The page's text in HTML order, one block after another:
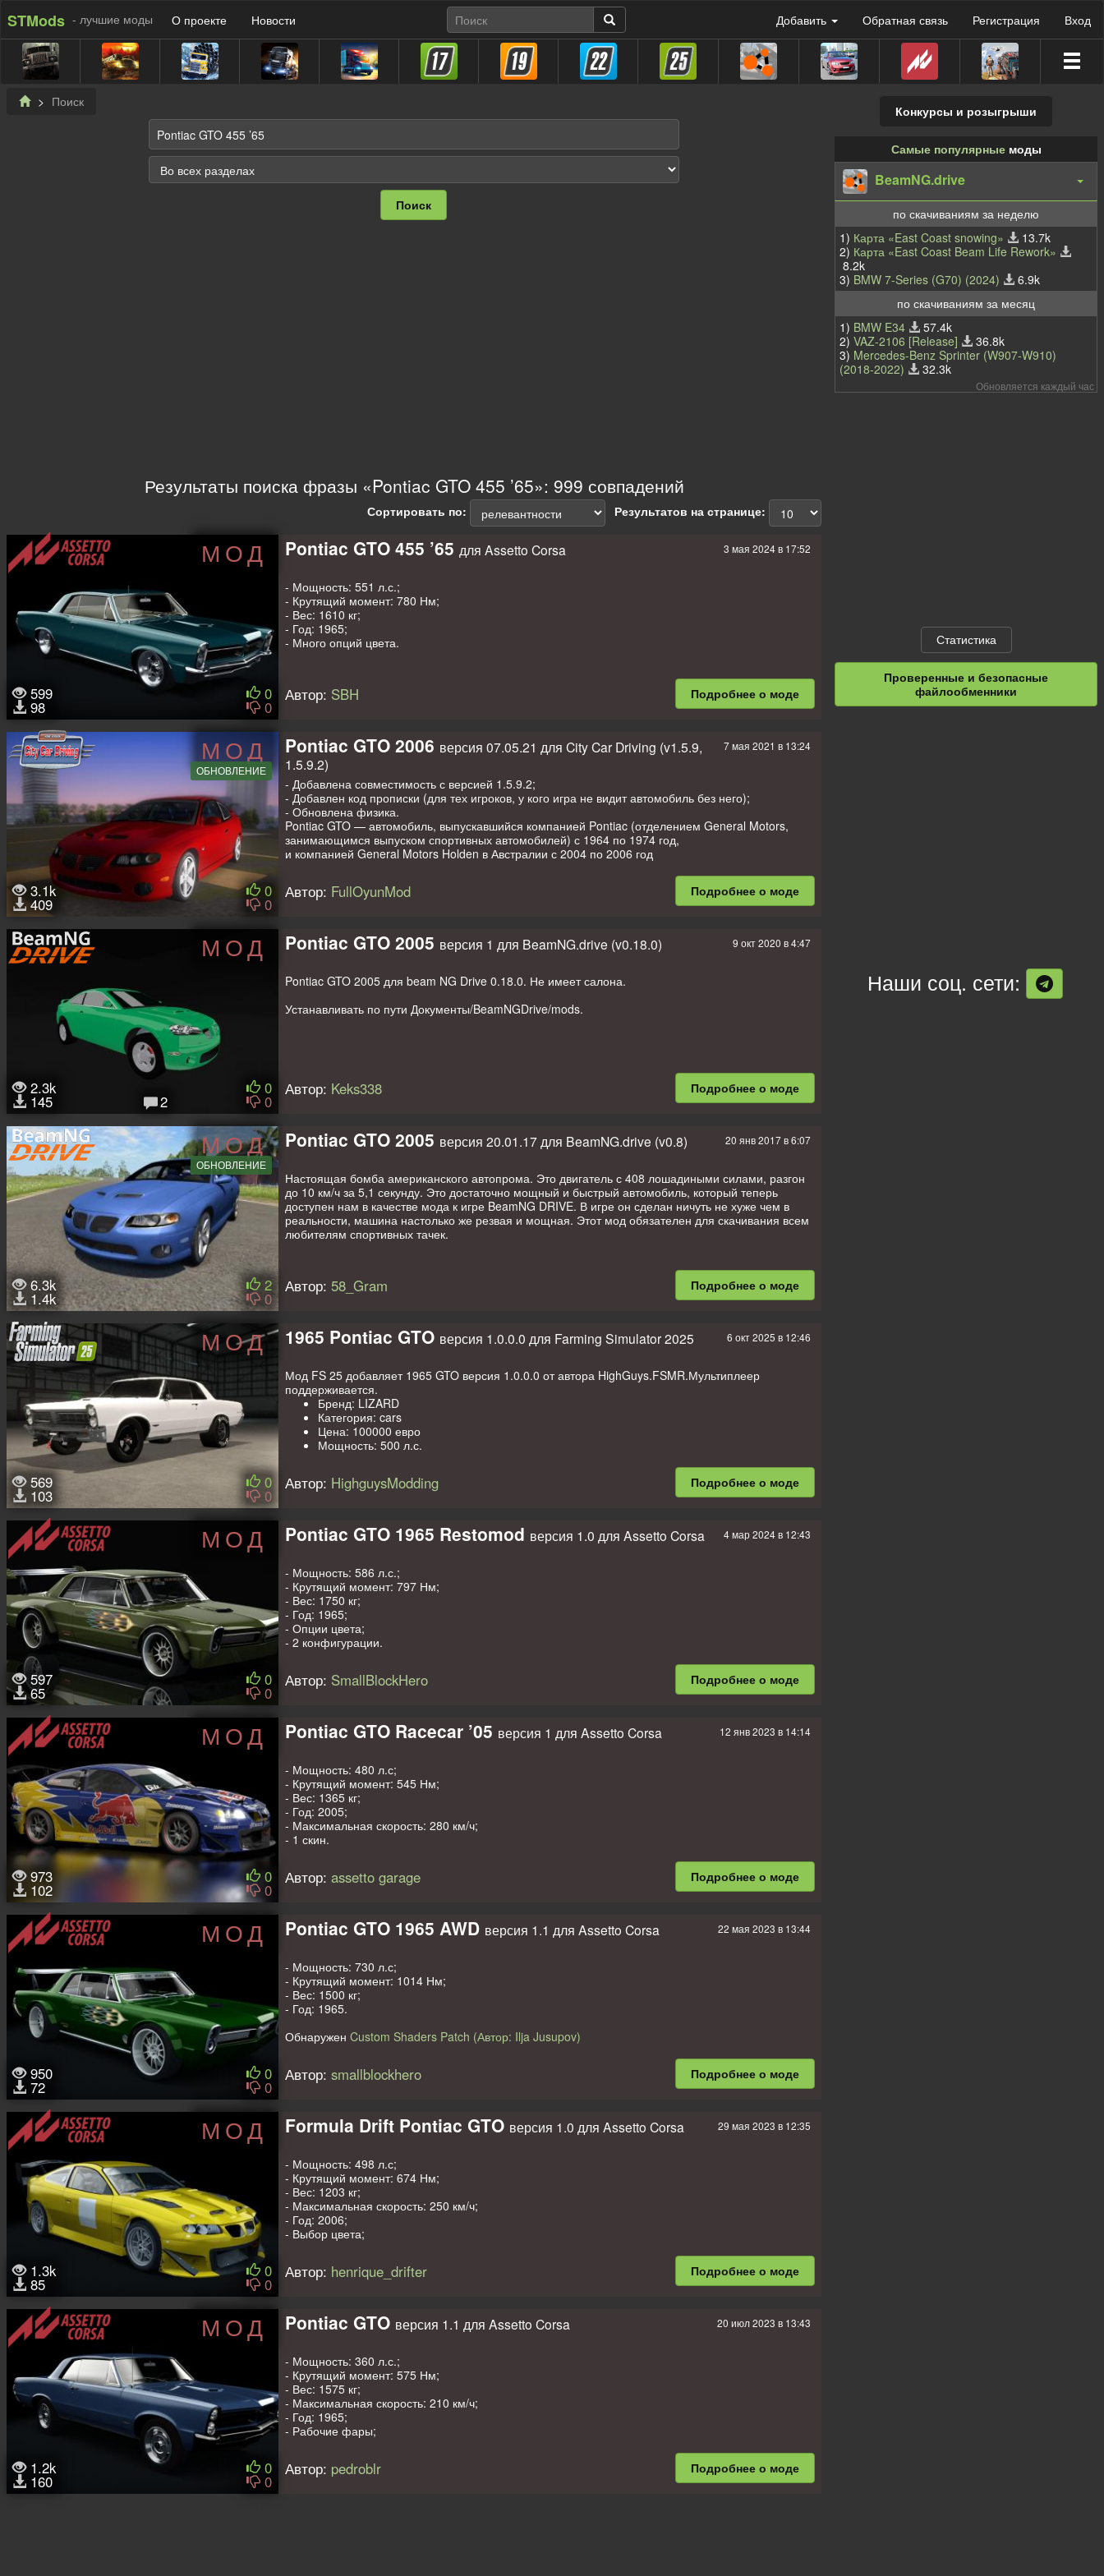
STMods - лучшие моды О проекте Новости Добавить Обратная связь Регистрация Вход
Поиск
Поиск
Результаты поиска фразы «Pontiac GTO 455 ’65»: 999 совпадений
Результатов на странице:
Сортировать по:
МОД
599
98
0
0
3 мая 2024 в 17:52
Pontiac GTO 455 ’65 для Assetto Corsa
- Мощность: 551 л.с.;
- Крутящий момент: 780 Нм;
- Вес: 1610 кг;
- Год: 1965;
- Много опций цвета.
Подробнее о моде
Автор: SBH
МОД
ОБНОВЛЕНИЕ
3.1k
409
0
0
7 мая 2021 в 13:24
Pontiac GTO 2006 версия 07.05.21 для City Car Driving (v1.5.9,
1.5.9.2)
- Добавлена совместимость с версией 1.5.9.2;
- Добавлен код прописки (для тех игроков, у кого игра не видит автомобиль без него);
- Обновлена физика.
Pontiac GTO — автомобиль, выпускавшийся компанией Pontiac (отделением General Motors,
занимающимся выпуском спортивных автомобилей) с 1964 по 1974 год,
и компанией General Motors Holden в Австралии с 2004 по 2006 год
Pontiac GTO 2006
Максимальная мощность: 400 л. с. / 5200 об / мин
Максимальный крутящий момент: 542 Нм / 4000 об / мин
Максимальная скорость: 281 км / ч / 175 миль / ч
Установка: Ручная
Пассажирские перевозки доступны
Автор обновления: Statte
Подробнее о моде
Автор: FullOyunMod
МОД
2.3k
145 2
0
0
9 окт 2020 в 4:47
Pontiac GTO 2005 версия 1 для BeamNG.drive (v0.18.0)
Pontiac GTO 2005 для beam NG Drive 0.18.0. Не имеет салона.
Устанавливать по пути Документы/BeamNGDrive/mods.
Подробнее о моде
Автор: Keks338
МОД
ОБНОВЛЕНИЕ
6.3k
1.4k
2
0
20 янв 2017 в 6:07
Pontiac GTO 2005 версия 20.01.17 для BeamNG.drive (v0.8)
Настоящая бомба американского автопрома. Это двигатель с 408 лошадиными силами, разгон
до 10 км/ч за 5,1 секунду. Это достаточно мощный и быстрый автомобиль, который теперь
доступен нам в качестве мода к игре BeamNG DRIVE. В игре он сделан ничуть не хуже чем в
реальности, машина настолько же резвая и мощная. Этот мод обязателен для скачивания всем
любителям спортивных тачек.
Подробнее о моде
Автор: 58_Gram
МОД
569
103
0
0
6 окт 2025 в 12:46
1965 Pontiac GTO версия 1.0.0.0 для Farming Simulator 2025
Мод FS 25 добавляет 1965 GTO версия 1.0.0.0 от автора HighGuys.FSMR.Мультиплеер
поддерживается.
Бренд: LIZARD
Категория: cars
Цена: 100000 евро
Мощность: 500 л.с.
Подробнее о моде
Автор: HighguysModding
МОД
597
65
0
0
4 мар 2024 в 12:43
Pontiac GTO 1965 Restomod версия 1.0 для Assetto Corsa
- Мощность: 586 л.с.;
- Крутящий момент: 797 Нм;
- Вес: 1750 кг;
- Год: 1965;
- Опции цвета;
- 2 конфигурации.
Подробнее о моде
Автор: SmallBlockHero
МОД
973
102
0
0
12 янв 2023 в 14:14
Pontiac GTO Racecar ’05 версия 1 для Assetto Corsa
- Мощность: 480 л.с;
- Крутящий момент: 545 Нм;
- Вес: 1365 кг;
- Год: 2005;
- Максимальная скорость: 280 км/ч;
- 1 скин.
Подробнее о моде
Автор: assetto garage
МОД
950
72
0
0
22 мая 2023 в 13:44
Pontiac GTO 1965 AWD версия 1.1 для Assetto Corsa
- Мощность: 730 л.с;
- Крутящий момент: 1014 Нм;
- Вес: 1500 кг;
- Год: 1965.
Обнаружен Custom Shaders Patch (Автор: Ilja Jusupov)
Подробнее о моде
Автор: smallblockhero
МОД
1.3k
85
0
0
29 мая 2023 в 12:35
Formula Drift Pontiac GTO версия 1.0 для Assetto Corsa
- Мощность: 498 л.с;
- Крутящий момент: 674 Нм;
- Вес: 1203 кг;
- Максимальная скорость: 250 км/ч;
- Год: 2006;
- Выбор цвета;
Подробнее о моде
Автор: henrique_drifter
МОД
1.2k
160
0
0
20 июл 2023 в 13:43
Pontiac GTO версия 1.1 для Assetto Corsa
- Мощность: 360 л.с.;
- Крутящий момент: 575 Нм;
- Вес: 1575 кг;
- Максимальная скорость: 210 км/ч;
- Год: 1965;
- Рабочие фары;
Подробнее о моде
Автор: pedroblr
Конкурсы и розыгрыши
Самые популярныемоды
BeamNG.drive
по скачиваниям за неделю
1) Карта «East Coast snowing»
13.7k
2) Карта «East Coast Beam Life Rework»
8.2k
3) BMW 7-Series (G70) (2024)
6.9k
по скачиваниям за месяц
1) BMW E34
57.4k
2) VAZ-2106 [Release]
36.8k
3) Mercedes-Benz Sprinter (W907-W910)
(2018-2022)
32.3k
Обновляется каждый час
Статистика
Проверенные и безопасные
файлообменники
Наши соц. сети: